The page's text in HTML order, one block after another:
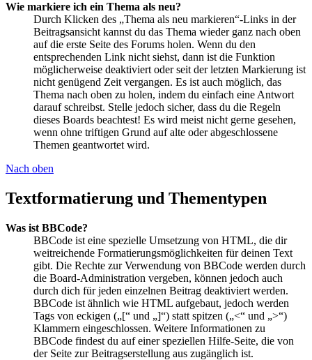
Wie markiere ich ein Thema als neu?
Durch Klicken des „Thema als neu markieren“-Links in der
Beitragsansicht kannst du das Thema wieder ganz nach oben
auf die erste Seite des Forums holen. Wenn du den
entsprechenden Link nicht siehst, dann ist die Funktion
möglicherweise deaktiviert oder seit der letzten Markierung ist
nicht genügend Zeit vergangen. Es ist auch möglich, das
Thema nach oben zu holen, indem du einfach eine Antwort
darauf schreibst. Stelle jedoch sicher, dass du die Regeln
dieses Boards beachtest! Es wird meist nicht gerne gesehen,
wenn ohne triftigen Grund auf alte oder abgeschlossene
Themen geantwortet wird.
Nach oben
Textformatierung und Thementypen
Was ist BBCode?
BBCode ist eine spezielle Umsetzung von HTML, die dir
weitreichende Formatierungsmöglichkeiten für deinen Text
gibt. Die Rechte zur Verwendung von BBCode werden durch
die Board-Administration vergeben, können jedoch auch
durch dich für jeden einzelnen Beitrag deaktiviert werden.
BBCode ist ähnlich wie HTML aufgebaut, jedoch werden
Tags von eckigen („[“ und „]“) statt spitzen („<“ und „>“)
Klammern eingeschlossen. Weitere Informationen zu
BBCode findest du auf einer speziellen Hilfe-Seite, die von
der Seite zur Beitragserstellung aus zugänglich ist.